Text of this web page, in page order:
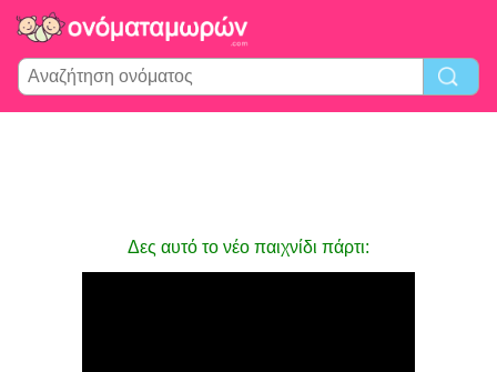
Δες αυτό το νέο παιχνίδι πάρτι: